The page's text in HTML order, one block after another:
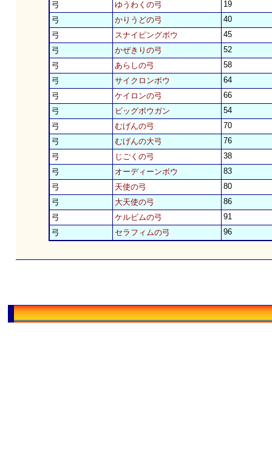
弓 ゆうわくの弓
19
弓
かりうどの弓
40
弓
スナイピングボウ
45
弓
かぜきりの弓
52
弓
あらしの弓
58
弓
サイクロンボウ
64
弓
ケイロンの弓
66
弓
ビッグボウガン
54
弓
むげんの弓
70
弓
むげんの大弓
76
弓
じごくの弓
38
弓
オーディーンボウ
83
弓
天使の弓
80
弓
大天使の弓
86
弓
ケルビムの弓
91
弓
セラフィムの弓 96